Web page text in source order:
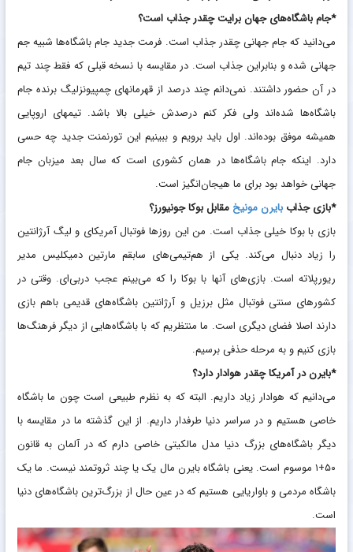
‏*جام باشگاه‌های جهان برایت چقدر جذاب است؟
می‌دانید که جام جهانی چقدر جذاب است. فرمت جدید جام ‏باشگاه‌ها شبیه جم
جهانی شده و بنابراین جذاب است. در مقایسه با ‏نسخه قبلی که فقط چند تیم
در آن حضور داشتند. نمی‌دانم چند ‏درصد از قهرمانهای چمپیونزلیگ برنده جام
باشگاه‌ها شده‌اند ولی فکر ‏کنم درصدش خیلی بالا باشد. تیمهای اروپایی
همیشه موفق بوده‌اند. ‏اول باید برویم و ببینیم این تورنمنت جدید چه حسی
دارد. اینکه جام ‏باشگاه‌ها در همان کشوری است که سال بعد میزبان جام
جهانی ‏خواهد بود برای ما هیجان‌انگیز است. ‏
‏*بازی جذاب بایرن مونیخ مقابل بوکا جونیورز؟
بازی با بوکا خیلی جذاب است. من این روزها فوتبال آمریکای و لیگ ‏آرژانتین
را زیاد دنبال می‌کند. یکی از هم‌تیمی‌های سابقم مارتین ‏دمیکلیس مدیر
ریورپلاته است. بازی‌های آنها با بوکا را که می‌بینم ‏عجب دربی‌ای. وقتی در
کشورهای سنتی فوتبال مثل برزیل و آرژانتین ‏باشگاه‌های قدیمی باهم بازی
دارند اصلا فضای دیگری است. ما ‏منتظریم که با باشگاه‌هایی از دیگر فرهنگ‌ها
بازی کنیم و به مرحله ‏حذفی برسیم. ‏
‏*بایرن در آمریکا چقدر هوادار دارد؟
می‌دانیم که هوادار زیاد داریم. البته که به نظرم طبیعی است چون ما ‏باشگاه
خاصی هستیم و در سراسر دنیا طرفدار داریم. از این گذشته ‏ما در مقایسه با
دیگر باشگاه‌های بزرگ دنیا مدل مالکیتی خاصی دارم ‏که در آلمان به قانون
۵۰+۱ موسوم است. یعنی باشگاه بایرن مال یک ‏یا چند ثروتمند نیست. ما یک
باشگاه مردمی و باواریایی هستیم که ‏در عین حال از بزرگ‌ترین باشگاه‌های دنیا
است. ‏